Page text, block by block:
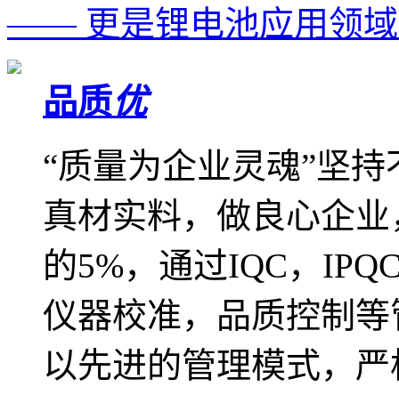
—— 更是锂电池应用领
品质优
“质量为企业灵魂”坚
真材实料，做良心企
的5%，通过IQC，
仪器校准，品质控制
以先进的管理模式，